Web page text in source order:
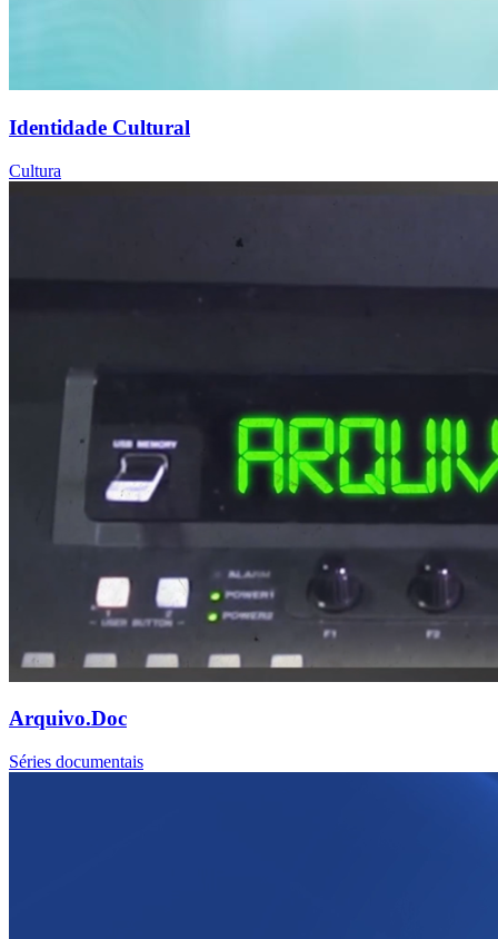
Identidade Cultural
Cultura
Arquivo.Doc
Séries documentais